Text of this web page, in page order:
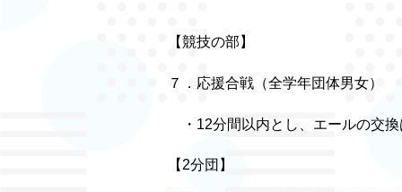
【競技の部】
７．応援合戦（全学年団体男女）
・12分間以内とし、エールの交換
【2分団】